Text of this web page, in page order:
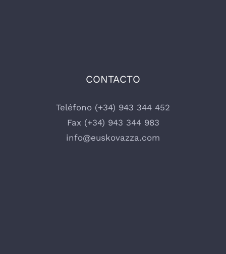
CONTACTO
Teléfono (+34) 943 344 452
Fax (+34) 943 344 983
info@euskovazza.com